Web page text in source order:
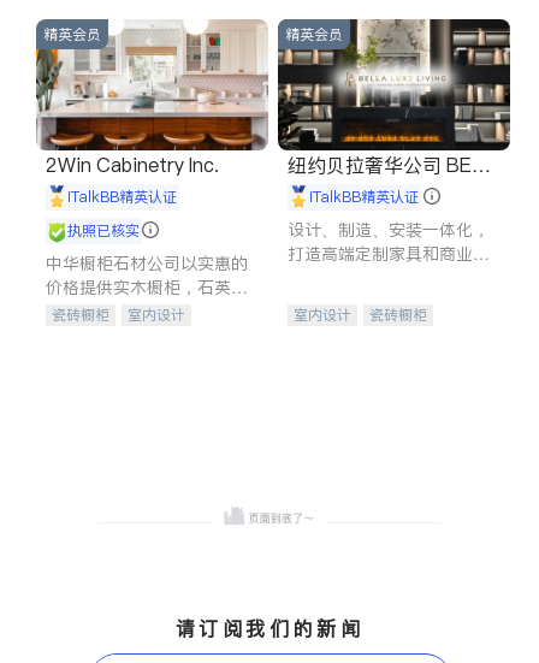
精英会员
2Win Cabinetry Inc.
iTalkBB精英认证
执照已核实
中华橱柜石材公司以实惠的
价格提供实木橱柜，石英石
台面，多种优质不锈钢水
瓷砖橱柜
室内设计
精英会员
纽约贝拉奢华公司 BELL
A LUXE
iTalkBB精英认证
设计、制造、安装一体化，
打造高端定制家具和商业空
室内设计
瓷砖橱柜
请订阅我们的新闻